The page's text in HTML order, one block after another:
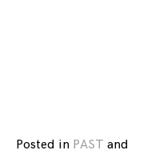
Posted in PAST and